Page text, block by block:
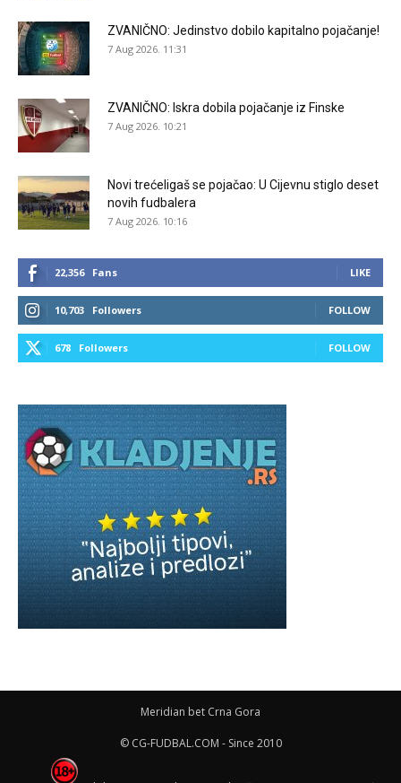
ZVANIČNO: Jedinstvo dobilo kapitalno pojačanje!
7 Aug 2026. 11:31
ZVANIČNO: Iskra dobila pojačanje iz Finske
7 Aug 2026. 10:21
Novi trećeligaš se pojačao: U Cijevnu stiglo deset
novih fudbalera
7 Aug 2026. 10:16
22,356 Fans LIKE
10,703 Followers FOLLOW
678 Followers FOLLOW
Meridian bet Crna Gora
© CG-FUDBAL.COM - Since 2010